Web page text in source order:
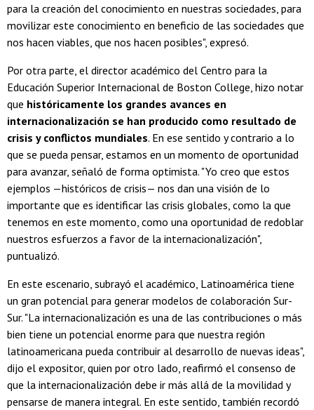
para la creación del conocimiento en nuestras sociedades, para
movilizar este conocimiento en beneficio de las sociedades que
nos hacen viables, que nos hacen posibles", expresó.
Por otra parte, el director académico del Centro para la
Educación Superior Internacional de Boston College, hizo notar
que históricamente los grandes avances en
internacionalización se han producido como resultado de
crisis y conflictos mundiales. En ese sentido y contrario a lo
que se pueda pensar, estamos en un momento de oportunidad
para avanzar, señaló de forma optimista. "Yo creo que estos
ejemplos —históricos de crisis— nos dan una visión de lo
importante que es identificar las crisis globales, como la que
tenemos en este momento, como una oportunidad de redoblar
nuestros esfuerzos a favor de la internacionalización",
puntualizó.
En este escenario, subrayó el académico, Latinoamérica tiene
un gran potencial para generar modelos de colaboración Sur-
Sur. "La internacionalización es una de las contribuciones o más
bien tiene un potencial enorme para que nuestra región
latinoamericana pueda contribuir al desarrollo de nuevas ideas",
dijo el expositor, quien por otro lado, reafirmó el consenso de
que la internacionalización debe ir más allá de la movilidad y
pensarse de manera integral. En este sentido, también recordó